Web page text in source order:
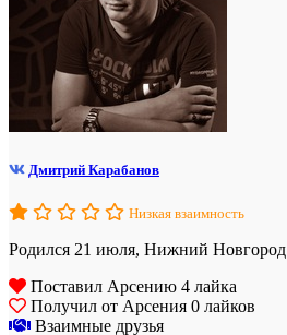
Дмитрий Карабанов
Низкая взаимность
Родился 21 июля, Нижний Новгород
Поставил Арсению 4 лайка
Получил от Арсения 0 лайков
Взаимные друзья